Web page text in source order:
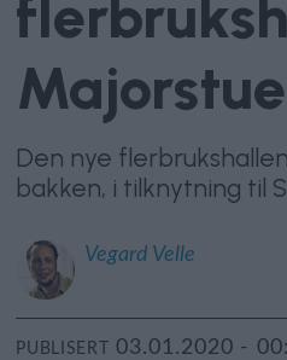
Den nye
bakken, i tilknytning til
Vegard Velle
PUBLISERT 03.01.2020 -